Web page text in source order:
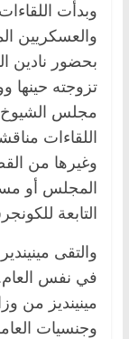
وبدأت
بحضور نادين
تزوجته حينها
مجلس
اللقاءات
وغيرها من
المجلس أو
التابعة
والتقى
في نفس
مينينديز من
وجنسيات